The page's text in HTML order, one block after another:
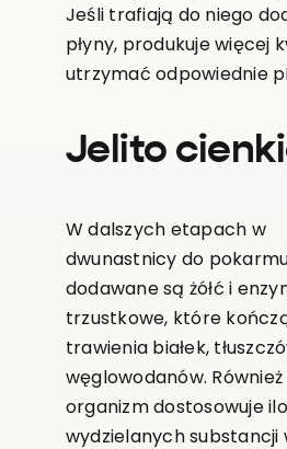
Jeśli trafiają do niego
płyny, produkuje więcej
utrzymać odpowiednie
Jelito
W dalszych etapach w
dwunastnicy do
dodawane są żółć i
trzustkowe, które
trawienia białek,
węglowodanów.
organizm dostosowuje
wydzielanych substancji